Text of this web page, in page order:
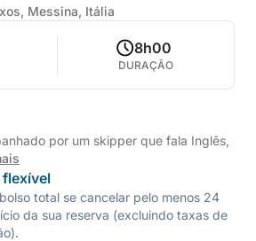
Messina, Itália
8h00
DURAÇÃO
por um skipper que fala Inglês,
total se cancelar pelo menos 24
da sua reserva (excluindo taxas de